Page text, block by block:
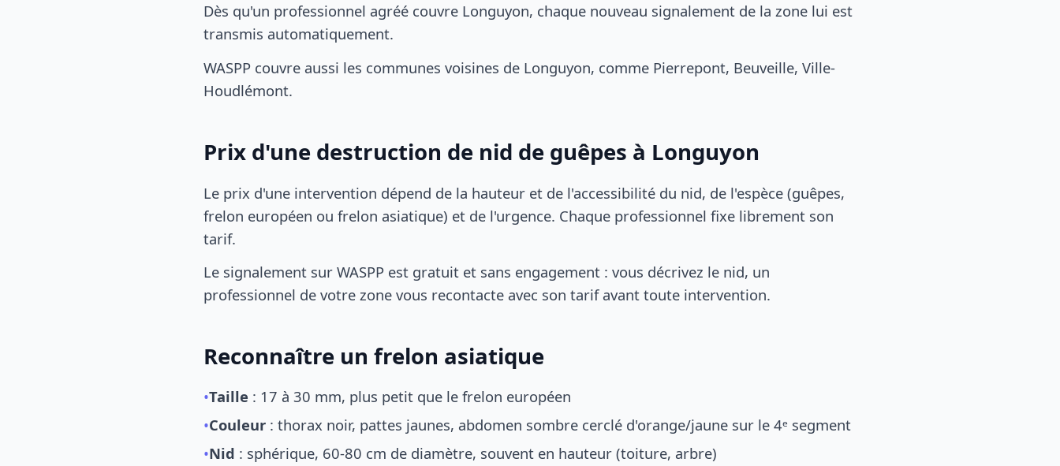
Dès qu'un professionnel agréé couvre Longuyon, chaque nouveau signalement de la zone lui est
transmis automatiquement.
WASPP couvre aussi les communes voisines de Longuyon, comme Pierrepont, Beuveille, Ville-
Houdlémont.
Prix d'une destruction de nid de guêpes à Longuyon
Le prix d'une intervention dépend de la hauteur et de l'accessibilité du nid, de l'espèce (guêpes,
frelon européen ou frelon asiatique) et de l'urgence. Chaque professionnel fixe librement son
tarif.
Le signalement sur WASPP est gratuit et sans engagement : vous décrivez le nid, un
professionnel de votre zone vous recontacte avec son tarif avant toute intervention.
Reconnaître un frelon asiatique
•Taille : 17 à 30 mm, plus petit que le frelon européen
•Couleur : thorax noir, pattes jaunes, abdomen sombre cerclé d'orange/jaune sur le 4ᵉ segment
•Nid : sphérique, 60-80 cm de diamètre, souvent en hauteur (toiture, arbre)